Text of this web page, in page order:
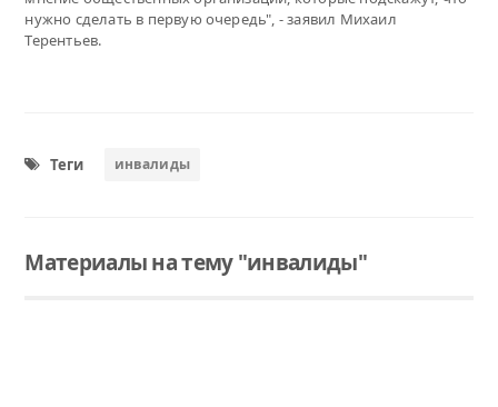
нужно сделать в первую очередь", - заявил Михаил
Терентьев.
Теги инвалиды
Материалы на тему "инвалиды"